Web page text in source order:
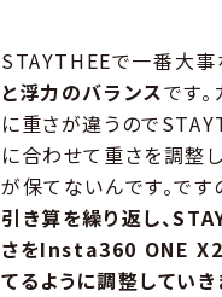
STAYTHEEで一番大事
と浮力のバランスです
に重さが違うので
に合わせて重さを調整
が保てないんです。です
引き算を繰り返し、
さをInsta360 ONE
てるように調整していき